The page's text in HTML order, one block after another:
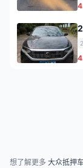
想了解更多 大众抵押